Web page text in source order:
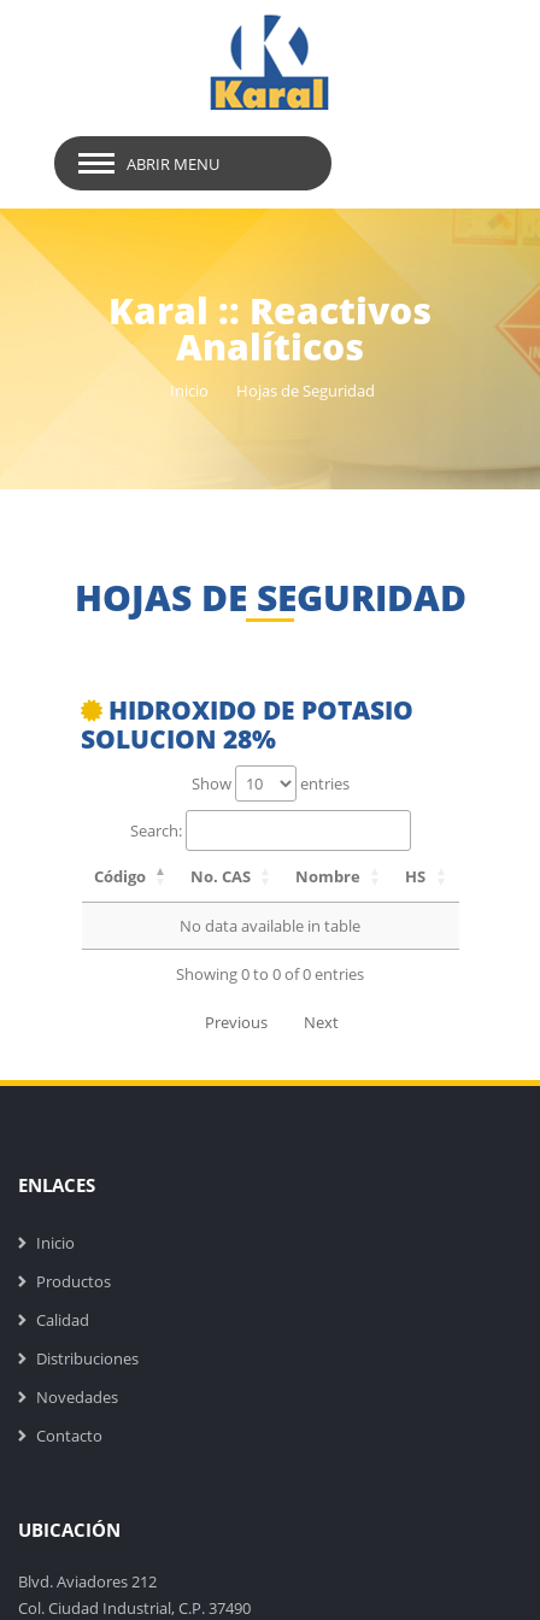
ABRIR MENU
Karal :: Reactivos
Analíticos
Inicio Hojas de Seguridad
HOJAS DE SEGURIDAD
HIDROXIDO DE POTASIO
SOLUCION 28%
Show entries
Search:
Código No. CAS Nombre HS
No data available in table
Showing 0 to 0 of 0 entries
Previous Next
ENLACES
Inicio
Productos
Calidad
Distribuciones
Novedades
Contacto
UBICACIÓN
Blvd. Aviadores 212
Col. Ciudad Industrial, C.P. 37490